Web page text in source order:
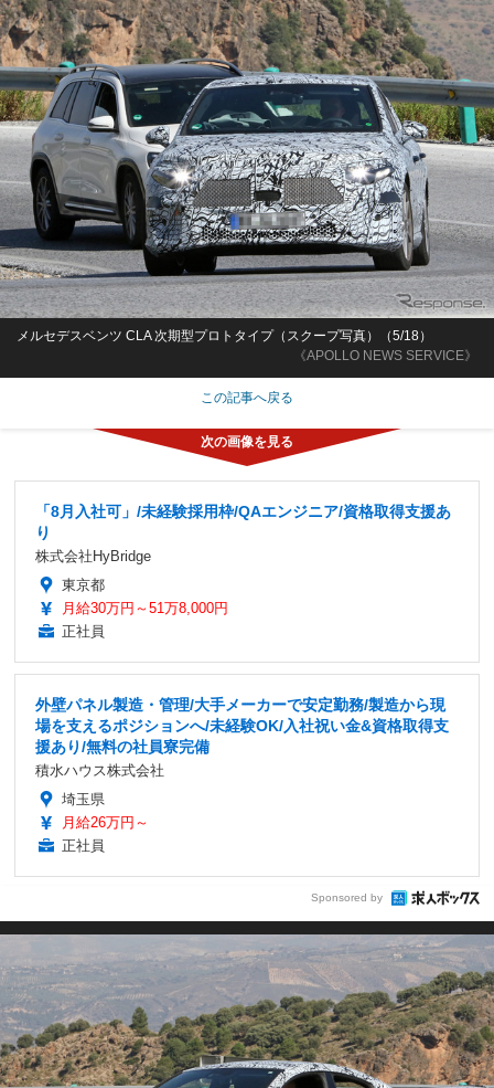
《APOLLO NEWS SERVICE》
メルセデスベンツ CLA 次期型プロトタイプ（スクープ写真）（5/18）
この記事へ戻る
「8月入社可」/未経験採用枠/QAエンジニア/資格取得支援あ
り
株式会社HyBridge
東京都
月給30万円～51万8,000円
正社員
外壁パネル製造・管理/大手メーカーで安定勤務/製造から現
場を支えるポジションへ/未経験OK/入社祝い金&資格取得支
援あり/無料の社員寮完備
積水ハウス株式会社
埼玉県
月給26万円～
正社員
Sponsored by